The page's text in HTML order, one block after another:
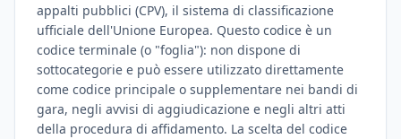
appalti pubblici (CPV), il sistema di classificazione
ufficiale dell'Unione Europea. Questo codice è un
codice terminale (o "foglia"): non dispone di
sottocategorie e può essere utilizzato direttamente
come codice principale o supplementare nei bandi di
gara, negli avvisi di aggiudicazione e negli altri atti
della procedura di affidamento. La scelta del codice